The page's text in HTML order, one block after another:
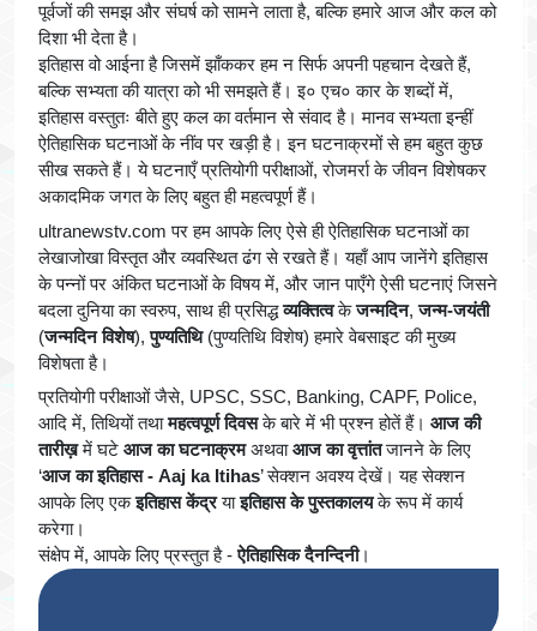
पूर्वजों की समझ और संघर्ष को सामने लाता है, बल्कि हमारे आज और कल को
दिशा भी देता है।
इतिहास वो आईना है जिसमें झाँककर हम न सिर्फ अपनी पहचान देखते हैं,
बल्कि सभ्यता की यात्रा को भी समझते हैं। इ० एच० कार के शब्दों में,
इतिहास वस्तुतः बीते हुए कल का वर्तमान से संवाद है। मानव सभ्यता इन्हीं
ऐतिहासिक घटनाओं के नींव पर खड़ी है। इन घटनाक्रमों से हम बहुत कुछ
सीख सकते हैं। ये घटनाएँ प्रतियोगी परीक्षाओं, रोजमर्रा के जीवन विशेषकर
अकादमिक जगत के लिए बहुत ही महत्वपूर्ण हैं।
ultranewstv.com पर हम आपके लिए ऐसे ही ऐतिहासिक घटनाओं का
लेखाजोखा विस्तृत और व्यवस्थित ढंग से रखते हैं। यहाँ आप जानेंगे इतिहास
के पन्नों पर अंकित घटनाओं के विषय में, और जान पाएँगे ऐसी घटनाएं जिसने
बदला दुनिया का स्वरुप, साथ ही प्रसिद्धव्यक्तित्वकेजन्मदिन,जन्म-जयंती
(जन्मदिन विशेष),पुण्यतिथि (पुण्यतिथि विशेष) हमारे वेबसाइट की मुख्य
विशेषता है।
प्रतियोगी परीक्षाओं जैसे, UPSC, SSC, Banking, CAPF, Police,
आदि में, तिथियों तथामहत्वपूर्ण दिवसके बारे में भी प्रश्न होतें हैं। आज की
तारीख़में घटे आज का घटनाक्रमअथवाआज का वृत्तांतजानने के लिए
‘आज का इतिहास - Aaj ka Itihas’ सेक्शन अवश्य देखें। यह सेक्शन
आपके लिए एकइतिहास केंद्रयाइतिहास के पुस्तकालयके रूप में कार्य
करेगा।
संक्षेप में, आपके लिए प्रस्तुत है -ऐतिहासिक दैनन्दिनी।